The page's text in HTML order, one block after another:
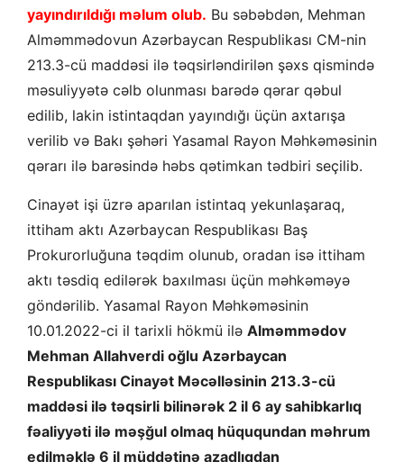
yayındırıldığı məlum olub. Bu səbəbdən, Mehman
Alməmmədovun Azərbaycan Respublikası CM-nin
213.3-cü maddəsi ilə təqsirləndirilən şəxs qismində
məsuliyyətə cəlb olunması barədə qərar qəbul
edilib, lakin istintaqdan yayındığı üçün axtarışa
verilib və Bakı şəhəri Yasamal Rayon Məhkəməsinin
qərarı ilə barəsində həbs qətimkan tədbiri seçilib.
Cinayət işi üzrə aparılan istintaq yekunlaşaraq,
ittiham aktı Azərbaycan Respublikası Baş
Prokurorluğuna təqdim olunub, oradan isə ittiham
aktı təsdiq edilərək baxılması üçün məhkəməyə
göndərilib. Yasamal Rayon Məhkəməsinin
10.01.2022-ci il tarixli hökmü ilə Alməmmədov
Mehman Allahverdi oğlu Azərbaycan
Respublikası Cinayət Məcəlləsinin 213.3-cü
maddəsi ilə təqsirli bilinərək 2 il 6 ay sahibkarlıq
fəaliyyəti ilə məşğul olmaq hüququndan məhrum
edilməklə 6 il müddətinə azadlıqdan